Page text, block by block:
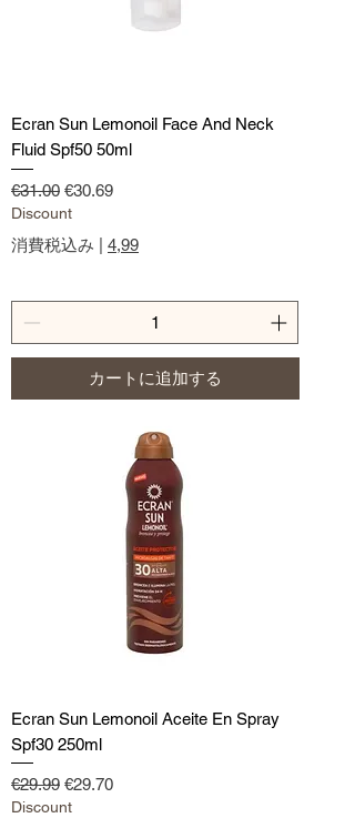
Ecran Sun Lemonoil Face And Neck
Fluid Spf50 50ml
通常価格
€31.00 セール価格
€30.69
Discount
消費税込み 4,99
カートに追加する
Ecran Sun Lemonoil Aceite En Spray
Spf30 250ml
通常価格
€29.99 セール価格
€29.70
Discount